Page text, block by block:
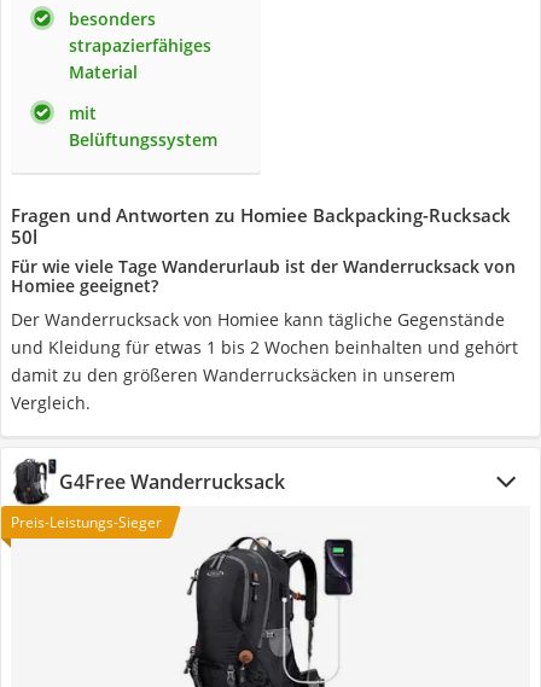
besonders
strapazierfähiges
Material
mit
Belüftungssystem
Fragen und Antworten zu Homiee Backpacking-Rucksack
50l
Für wie viele Tage Wanderurlaub ist der Wanderrucksack von
Homiee geeignet?
Der Wanderrucksack von Homiee kann tägliche Gegenstände
und Kleidung für etwas 1 bis 2 Wochen beinhalten und gehört
damit zu den größeren Wanderrucksäcken in unserem
Vergleich.
G4Free Wanderrucksack
Preis-Leistungs-Sieger